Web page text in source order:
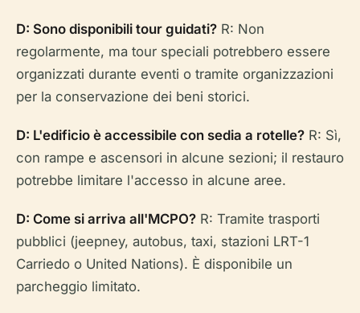
D: Sono disponibili tour guidati? R: Non
regolarmente, ma tour speciali potrebbero essere
organizzati durante eventi o tramite organizzazioni
per la conservazione dei beni storici.
D: L'edificio è accessibile con sedia a rotelle? R: Sì,
con rampe e ascensori in alcune sezioni; il restauro
potrebbe limitare l'accesso in alcune aree.
D: Come si arriva all'MCPO? R: Tramite trasporti
pubblici (jeepney, autobus, taxi, stazioni LRT-1
Carriedo o United Nations). È disponibile un
parcheggio limitato.